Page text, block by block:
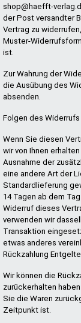
shop@haefft-
der Post versandter
Vertrag zu
Muster-
ist.
Zur Wahrung der
die Ausübung des
absenden.
Folgen des Widerrufs
Wenn Sie diesen
wir von Ihnen
Ausnahme der
eine andere Art der
Standardlieferung
14 Tagen ab dem
Widerruf dieses
verwenden wir
Transaktion
etwas anderes
Rückzahlung
Wir können die
zurückerhalten
Sie die Waren
Zeitpunkt ist.